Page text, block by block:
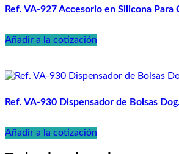
Ref. VA-927 Accesorio en Silicona Para
Añadir a la cotización
Ref. VA-930 Dispensador de Bolsas Dog.
Añadir a la cotización